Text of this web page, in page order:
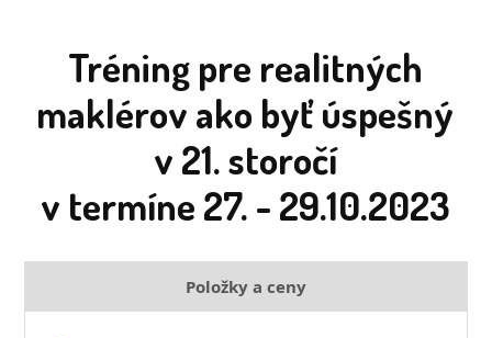
Tréning pre realitných
maklérov ako byť úspešný
v 21. storočí
v termíne 27. - 29.10.2023
Položky a ceny